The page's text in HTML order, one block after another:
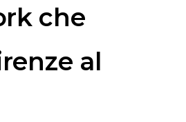
che
al